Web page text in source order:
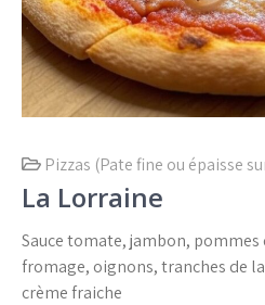
Pizzas (Pate fine ou épaisse
La Lorraine
Sauce tomate, jambon,
fromage, oignons, tranches de
crème fraiche